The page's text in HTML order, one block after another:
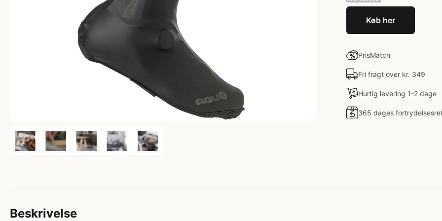
Køb her
PrisMatch
Fri fragt over kr. 349
Hurtig levering 1-2 dage
365 dages
Beskrivelse